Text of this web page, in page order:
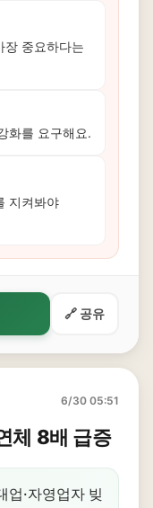
장 중요하다는
화를 요구해요.
지켜봐야
🔗 공유
6/30 05:51
체 8배 급증
업·자영업자 빚